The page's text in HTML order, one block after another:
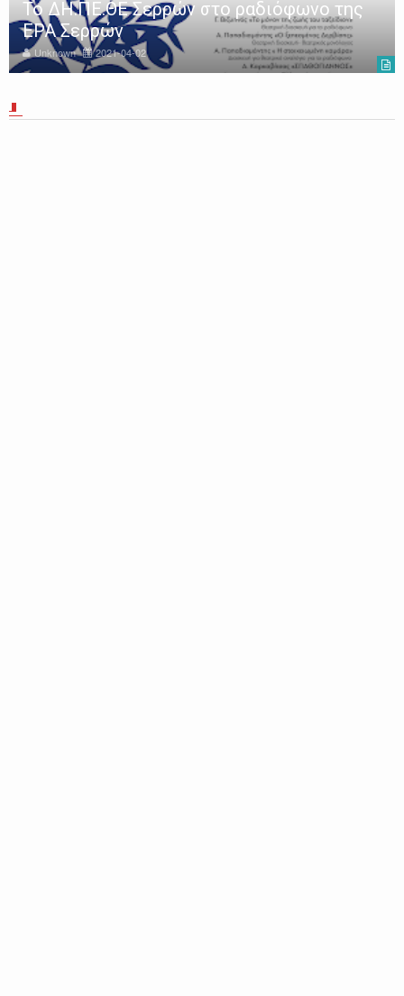
Παντελόνι του» με τον Χρήστο
Χατζηπαναγιώτη
Unknown 2022-12-14